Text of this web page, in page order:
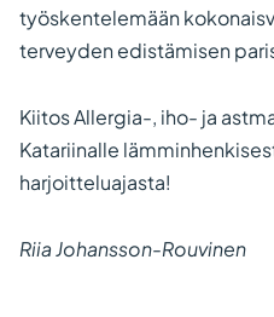
työskentelemään
terveyden edistämisen
Kiitos Allergia-, iho- ja
Katariinalle
harjoitteluajasta!
Riia Johansson-Rouvinen